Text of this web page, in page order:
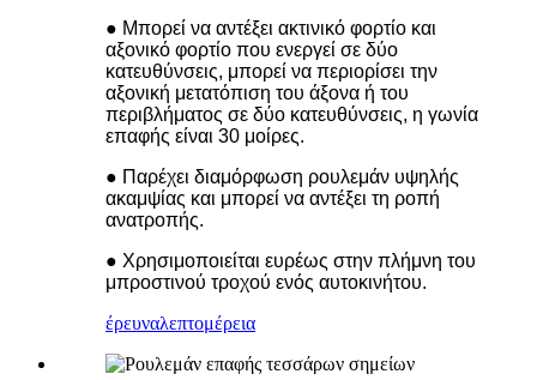
● Μπορεί να αντέξει ακτινικό φορτίο και
αξονικό φορτίο που ενεργεί σε δύο
κατευθύνσεις, μπορεί να περιορίσει την
αξονική μετατόπιση του άξονα ή του
περιβλήματος σε δύο κατευθύνσεις, η γωνία
επαφής είναι 30 μοίρες.
● Παρέχει διαμόρφωση ρουλεμάν υψηλής
ακαμψίας και μπορεί να αντέξει τη ροπή
ανατροπής.
● Χρησιμοποιείται ευρέως στην πλήμνη του
μπροστινού τροχού ενός αυτοκινήτου.
έρευναλεπτομέρεια